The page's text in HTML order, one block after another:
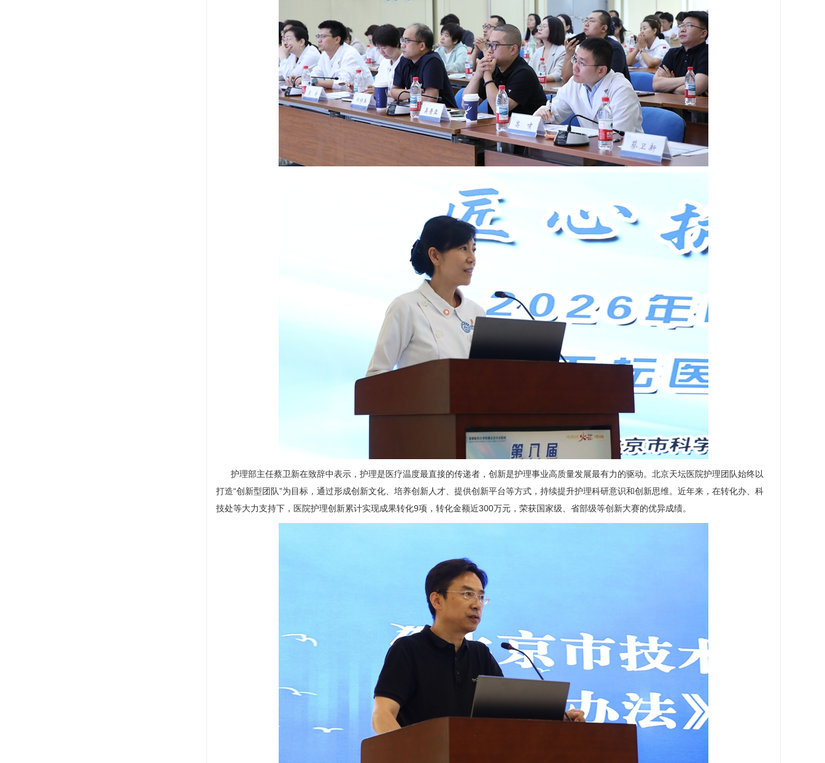
护理部主任蔡卫新在致辞中表示，护理是医疗温度最直接的传递者，创新是护理事业高质量发展最有力的驱动。北京天坛医院护理团队始终以
打造“创新型团队”为目标，通过形成创新文化、培养创新人才、提供创新平台等方式，持续提升护理科研意识和创新思维。近年来，在转化办、 科
技处等大力支持下，医院护理创新累计实现成果转化9项，转化金额近300万元，荣获国家级、省部级等创新大赛的优异成绩。